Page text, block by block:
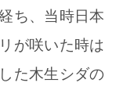
ち、当時日本
が咲いた時は
た木生シダの